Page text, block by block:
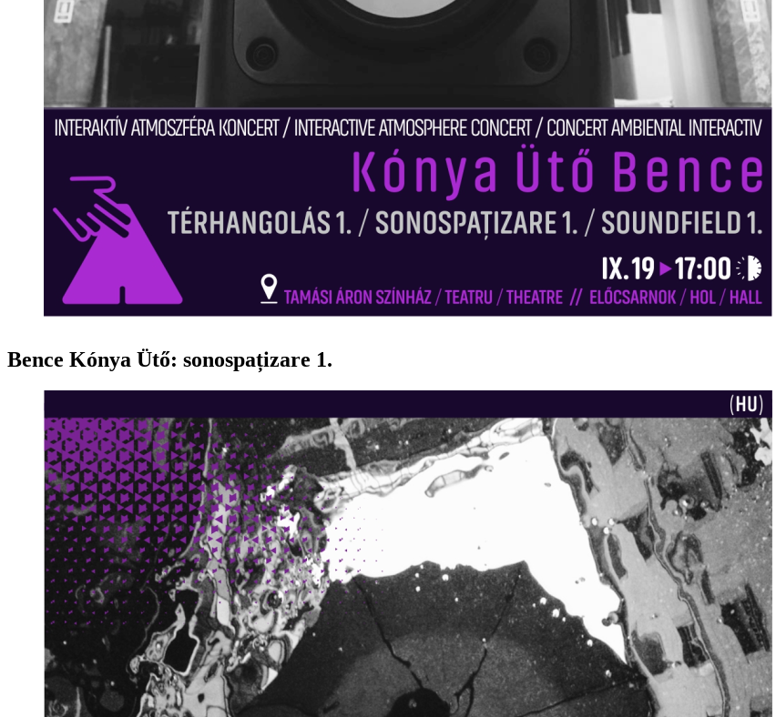
Bence Kónya Ütő: sonospațizare 1.